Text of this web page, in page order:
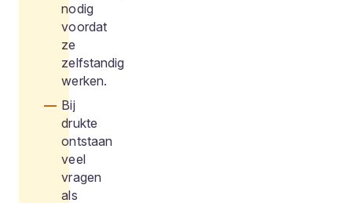
nodig
voordat
ze
zelfstandig
werken.
Bij
drukte
ontstaan
veel
vragen
als